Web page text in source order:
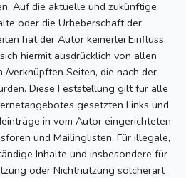
Auf die aktuelle und zukünftige
oder die Urheberschaft der
hat der Autor keinerlei Einfluss.
hiermit ausdrücklich von allen
verknüpften Seiten, die nach der
Diese Feststellung gilt für alle
gesetzten Links und
in vom Autor eingerichteten
und Mailinglisten. Für illegale,
Inhalte und insbesondere für
oder Nichtnutzung solcherart